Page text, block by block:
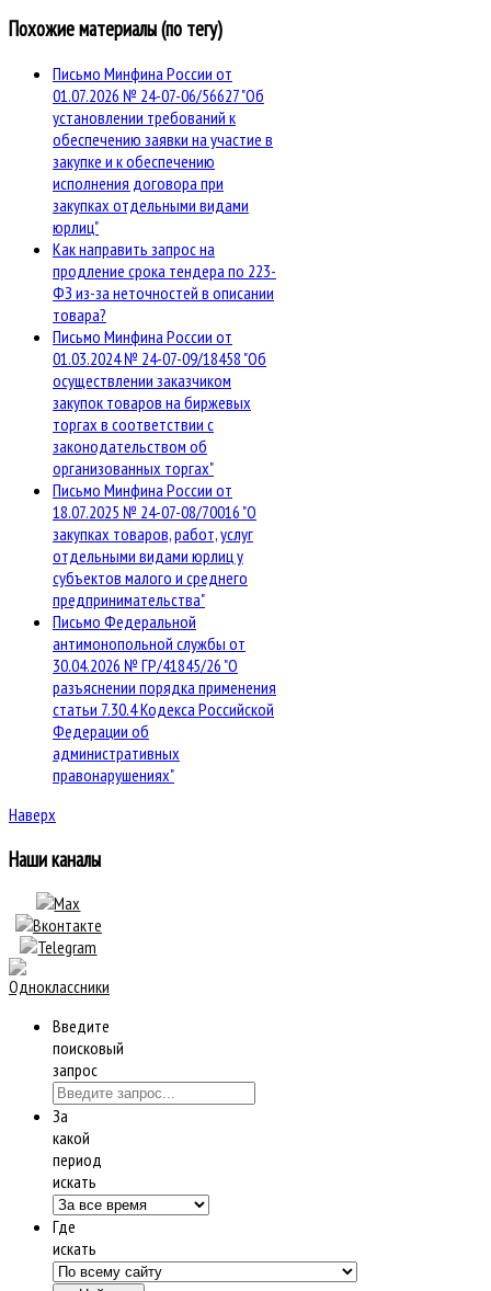
Похожие материалы (по тегу)
Письмо Минфина России от
01.07.2026 № 24-07-06/56627 "Об
установлении требований к
обеспечению заявки на участие в
закупке и к обеспечению
исполнения договора при
закупках отдельными видами
юрлиц"
Как направить запрос на
продление срока тендера по 223-
ФЗ из-за неточностей в описании
товара?
Письмо Минфина России от
01.03.2024 № 24-07-09/18458 "Об
осуществлении заказчиком
закупок товаров на биржевых
торгах в соответствии с
законодательством об
организованных торгах"
Письмо Минфина России от
18.07.2025 № 24-07-08/70016 "О
закупках товаров, работ, услуг
отдельными видами юрлиц у
субъектов малого и среднего
предпринимательства"
Письмо Федеральной
антимонопольной службы от
30.04.2026 № ГР/41845/26 "О
разъяснении порядка применения
статьи 7.30.4 Кодекса Российской
Федерации об
административных
правонарушениях"
Наверх
Наши каналы
Введите
поисковый
запрос
За
какой
период
искать
Где
искать